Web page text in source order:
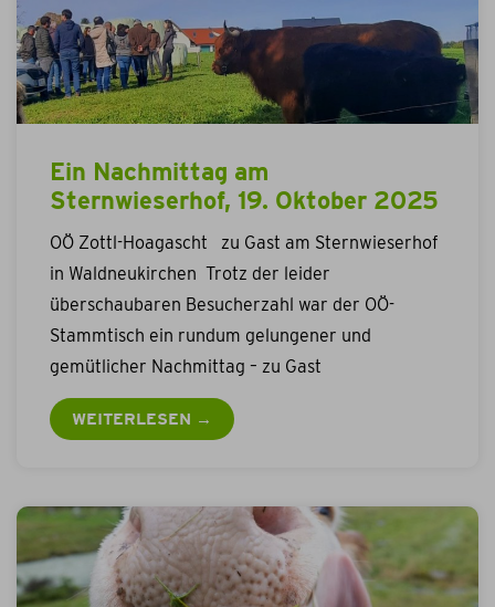
Ein Nachmittag am
Sternwieserhof, 19. Oktober 2025
OÖ Zottl-Hoagascht zu Gast am Sternwieserhof
in Waldneukirchen Trotz der leider
überschaubaren Besucherzahl war der OÖ-
Stammtisch ein rundum gelungener und
gemütlicher Nachmittag – zu Gast
WEITERLESEN →